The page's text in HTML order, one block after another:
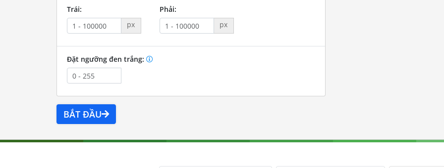
Trái:
px
Phải:
px
Đặt ngưỡng đen trắng:
BẮT ĐẦU